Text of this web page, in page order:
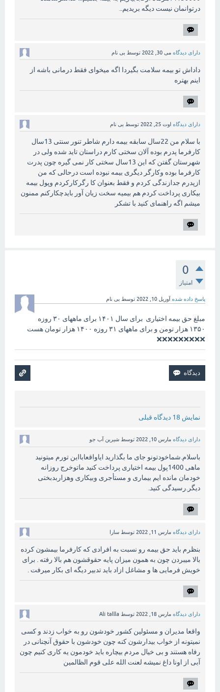
درتوانمان نیست دیگه بریدیم..
دارای دیدگاه می 30, 2022 توسط بی نام
داداش تو بیمه سلامت بگیردا اگه میخوای فقط درمانی باشه از
اینم بهتره
دارای دیدگاه اوت 25, 2022 توسط بی نام
با سلام من 22سال سابقه بیمه دارم شاطر تنور سنتی 13سال
کارفرما پدرم بوده آلان سختی کارم دراستان تاید شده ولی در
شهرستان گفتن که این 13سال سختی کار نمی گیره چون پدرت
کارفرما بوده وکارگر دیگری بیمه نبوده است درحالی که من
ازپدرم جدازندگی کردم و فقط بعنوان کا رگرکارکردم وپول بیمه
بیکاری پرداخت کردم هم بیمیه سخت زیان آور بایدچکارکنم ممنون
میشم اگه راهنمای کنید با تشکر
0
امتیاز
پاسخ داده شده آوریل 10, 2022 توسط بی نام
مبلغ حق بیمه اختیاری برای سال ۱۴۰۱ برای ماههای ۳۰ روزه
۱۳۵۰ هزار تومن و برای ماههای ۳۱ روزه ۱۴۰۰ هزار تومان هست
❌❌❌❌❌❌❌❌❌
نمایش 18 دیدگاه قبلی
دارای دیدگاه مارس 10, 2022 توسط شیرین آب جو
باسلام.شماخودتونو جای ما بگذارید ایاواقعابااین تورم میتونید
ماهی 1400پول بیمه اختیاری پرداخت کنید ماتوخرج روزانه
خودمان مانده ایم بیماری و مستأجری وبیکاری وهزاربدبختی
دیگر.رسیدگی کنید.
دارای دیدگاه مارس 11, 2022 توسط سارا
بنظرم باید حق بیمه رو نسبت به افرادی که کارفرما بیمشون کرده
بالا میبردن چون به همون میزان پایه حقوقشون هم بالا رفته . برای
خویش فرمایی ها و مشاغل ازاد باید تدبیر دیگه ای بکار میرفت .
دارای دیدگاه مارس 18, 2022 توسط Ali tallla
واقعا مدیران و مسئولین کشور خودشون رو به خواب زدند و کسی
نمیتونه از خواب بیدارشون کنه چون خودشون با حقوق آنچنانی در
رفاه هستند و بی خیال مردم بیچاره باید خودمون یه کاری کنیم چون
آبی از اونا داغ نمیشه لعنت الله علی قوم الظالمین